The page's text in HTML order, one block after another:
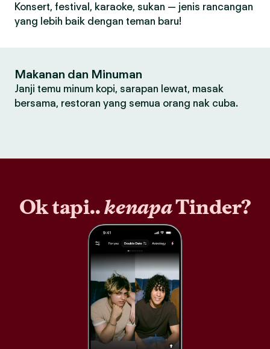
Konsert, festival, karaoke, sukan — jenis rancangan
yang lebih baik dengan teman baru!
Makanan dan Minuman
Janji temu minum kopi, sarapan lewat, masak
bersama, restoran yang semua orang nak cuba.
Ok tapi..kenapaTinder?